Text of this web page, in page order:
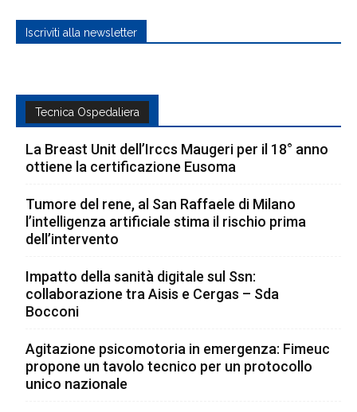
Iscriviti alla newsletter
Tecnica Ospedaliera
La Breast Unit dell’Irccs Maugeri per il 18° anno
ottiene la certificazione Eusoma
Tumore del rene, al San Raffaele di Milano
l’intelligenza artificiale stima il rischio prima
dell’intervento
Impatto della sanità digitale sul Ssn:
collaborazione tra Aisis e Cergas – Sda
Bocconi
Agitazione psicomotoria in emergenza: Fimeuc
propone un tavolo tecnico per un protocollo
unico nazionale